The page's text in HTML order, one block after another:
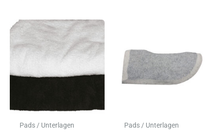
Pads / Unterlagen Pads / Unterlagen